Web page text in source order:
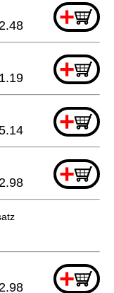
+
2.48
+
1.19
+
+
2.98
+
2.98